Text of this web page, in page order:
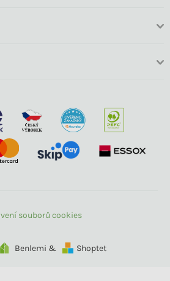
Benlemi & Shoptet